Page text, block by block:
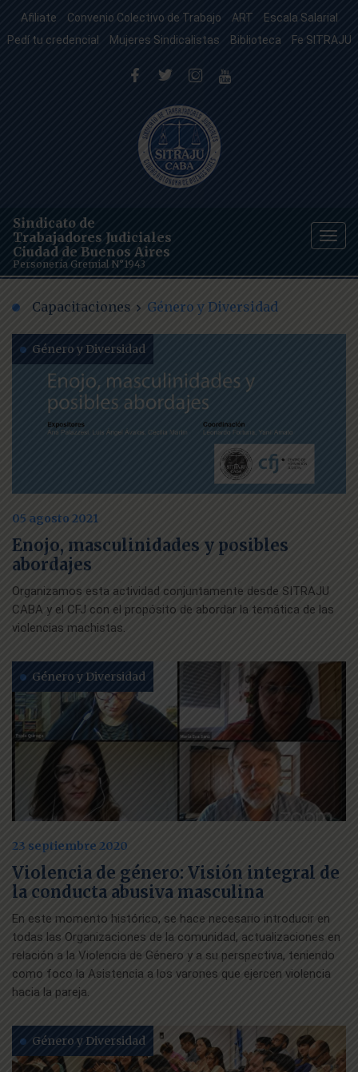
Afiliate Convenio Colectivo de Trabajo ART
Escala Salarial
Pedí tu credencial
Mujeres Sindicalistas Biblioteca Fe SITRAJU
Sindicato de
Trabajadores Judiciales
Ciudad de Buenos Aires
Personería Gremial N°1943
Capacitaciones Género y Diversidad
Género y Diversidad
05 agosto 2021
Enojo, masculinidades y posibles
abordajes
Organizamos esta actividad conjuntamente desde SITRAJU
CABA y el CFJ con el propósito de abordar la temática de las
violencias machistas.
Género y Diversidad
23 septiembre 2020
Violencia de género: Visión integral de
la conducta abusiva masculina
En este momento histórico, se hace necesario introducir en
todas las Organizaciones de la comunidad, actualizaciones en
relación a la Violencia de Género y a su perspectiva, teniendo
como foco la Asistencia a los varones que ejercen violencia
hacia la pareja.
Género y Diversidad